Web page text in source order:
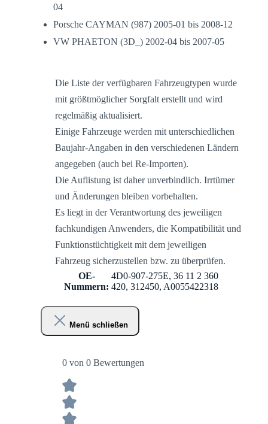
04
Porsche CAYMAN (987) 2005-01 bis 2008-12
VW PHAETON (3D_) 2002-04 bis 2007-05
Die Liste der verfügbaren Fahrzeugtypen wurde
mit größtmöglicher Sorgfalt erstellt und wird
regelmäßig aktualisiert.
Einige Fahrzeuge werden mit unterschiedlichen
Baujahr-Angaben in den verschiedenen Ländern
angegeben (auch bei Re-Importen).
Die Auflistung ist daher unverbindlich. Irrtümer
und Änderungen bleiben vorbehalten.
Es liegt in der Verantwortung des jeweiligen
fachkundigen Anwenders, die Kompatibilität und
Funktionstüchtigkeit mit dem jeweiligen
Fahrzeug sicherzustellen bzw. zu überprüfen.
OE-
Nummern:
4D0-907-275E, 36 11 2 360
420, 312450, A0055422318
Menü schließen
0 von 0 Bewertungen